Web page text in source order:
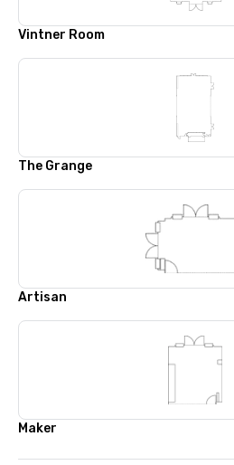
Vintner Room
The Grange
Artisan
Maker